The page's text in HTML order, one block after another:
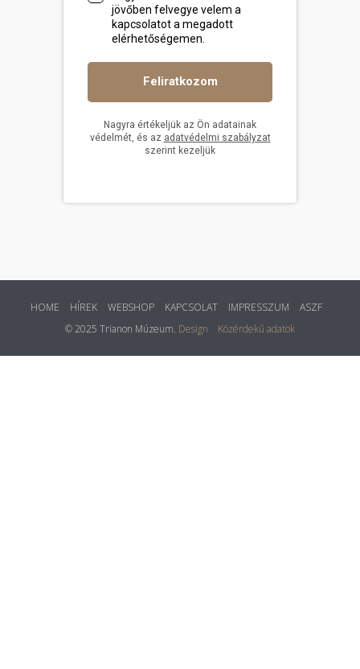
HOME HÍREK WEBSHOP KAPCSOLAT IMPRESSZUM
ASZF
© 2025 Trianon Múzeum. Design Közérdekű adatok